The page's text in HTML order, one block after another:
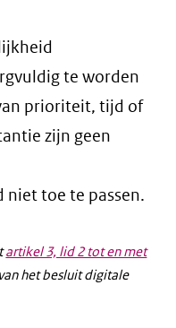
te worden
prioriteit, tijd of
zijn geen
toe te passen.
artikel 3, lid 2 tot en met
van het besluit digitale